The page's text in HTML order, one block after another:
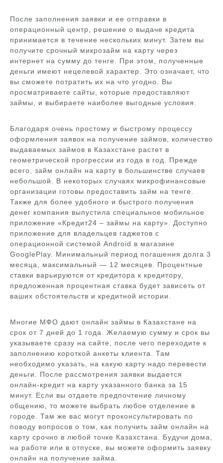
После заполнения заявки и ее отправки в
операционный центр, решение о выдаче кредита
принимается в течение нескольких минут. Затем вы
получите срочный микрозайм на карту через
интернет на сумму до тенге. При этом, полученные
деньги имеют нецелевой характер. Это означает, что
вы сможете потратить их на что угодно. Вы
просматриваете сайты, которые предоставляют
займы, и выбираете наиболее выгодные условия.
Благодаря очень простому и быстрому процессу
оформления заявок на получение займов, количество
выдаваемых займов в Казахстане растет в
геометрической прогрессии из года в год. Прежде
всего, займ онлайн на карту в большинстве случаев
небольшой. В некоторых случаях микрофинансовые
организации готовы предоставить займ на тенге.
Также для более удобного и быстрого получения
денег компания выпустила специальное мобильное
приложение «Кредит24 – займы на карту». Доступно
приложение для владельцев гаджетов с
операционной системой Android в магазине
GooglePlay. Минимальный период погашения долга 3
месяца, максимальный — 12 месяцев. Процентные
ставки варьируются от кредитора к кредитору,
предложенная процентная ставка будет зависеть от
ваших обстоятельств и кредитной истории.
Многие МФО дают онлайн займы в Казахстане на
срок от 7 дней до 1 года. Желаемую сумму и срок вы
указываете сразу на сайте, после чего переходите к
заполнению короткой анкеты клиента. Там
необходимо указать, на какую карту надо перевести
деньги. После рассмотрения заявки выдается
онлайн-кредит на карту указанного банка за 15
минут. Если вы отдаете предпочтение личному
общению, то можете выбрать любое отделение в
городе. Там же вас могут проконсультировать по
поводу вопросов о том, как получить займ онлайн на
карту срочно в любой точке Казахстана. Будучи дома,
на работе или в отпуске, вы можете оформить заявку
онлайн на получение займа.